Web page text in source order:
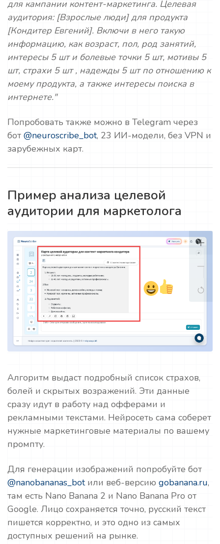
для кампании контент-маркетинга. Целевая
аудитория: [Взрослые люди] для продукта
[Кондитер Евгений]. Включи в него такую
информацию, как возраст, пол, род занятий,
интересы 5 шт и болевые точки 5 шт, мотивы 5
шт, страхи 5 шт , надежды 5 шт по отношению к
моему продукта, а также интересы поиска в
интернете."
Попробовать также можно в Telegram через
бот @neuroscribe_bot, 23 ИИ-модели, без VPN и
зарубежных карт.
Пример анализа целевой
аудитории для маркетолога
Алгоритм выдаст подробный список страхов,
болей и скрытых возражений. Эти данные
сразу идут в работу над офферами и
рекламными текстами. Нейросеть сама соберет
нужные маркетинговые материалы по вашему
промпту.
Для генерации изображений попробуйте бот
@nanobananas_botили веб-версию gobanana.ru,
там есть Nano Banana 2 и Nano Banana Pro от
Google. Лицо сохраняется точно, русский текст
пишется корректно, и это одно из самых
доступных решений на рынке.